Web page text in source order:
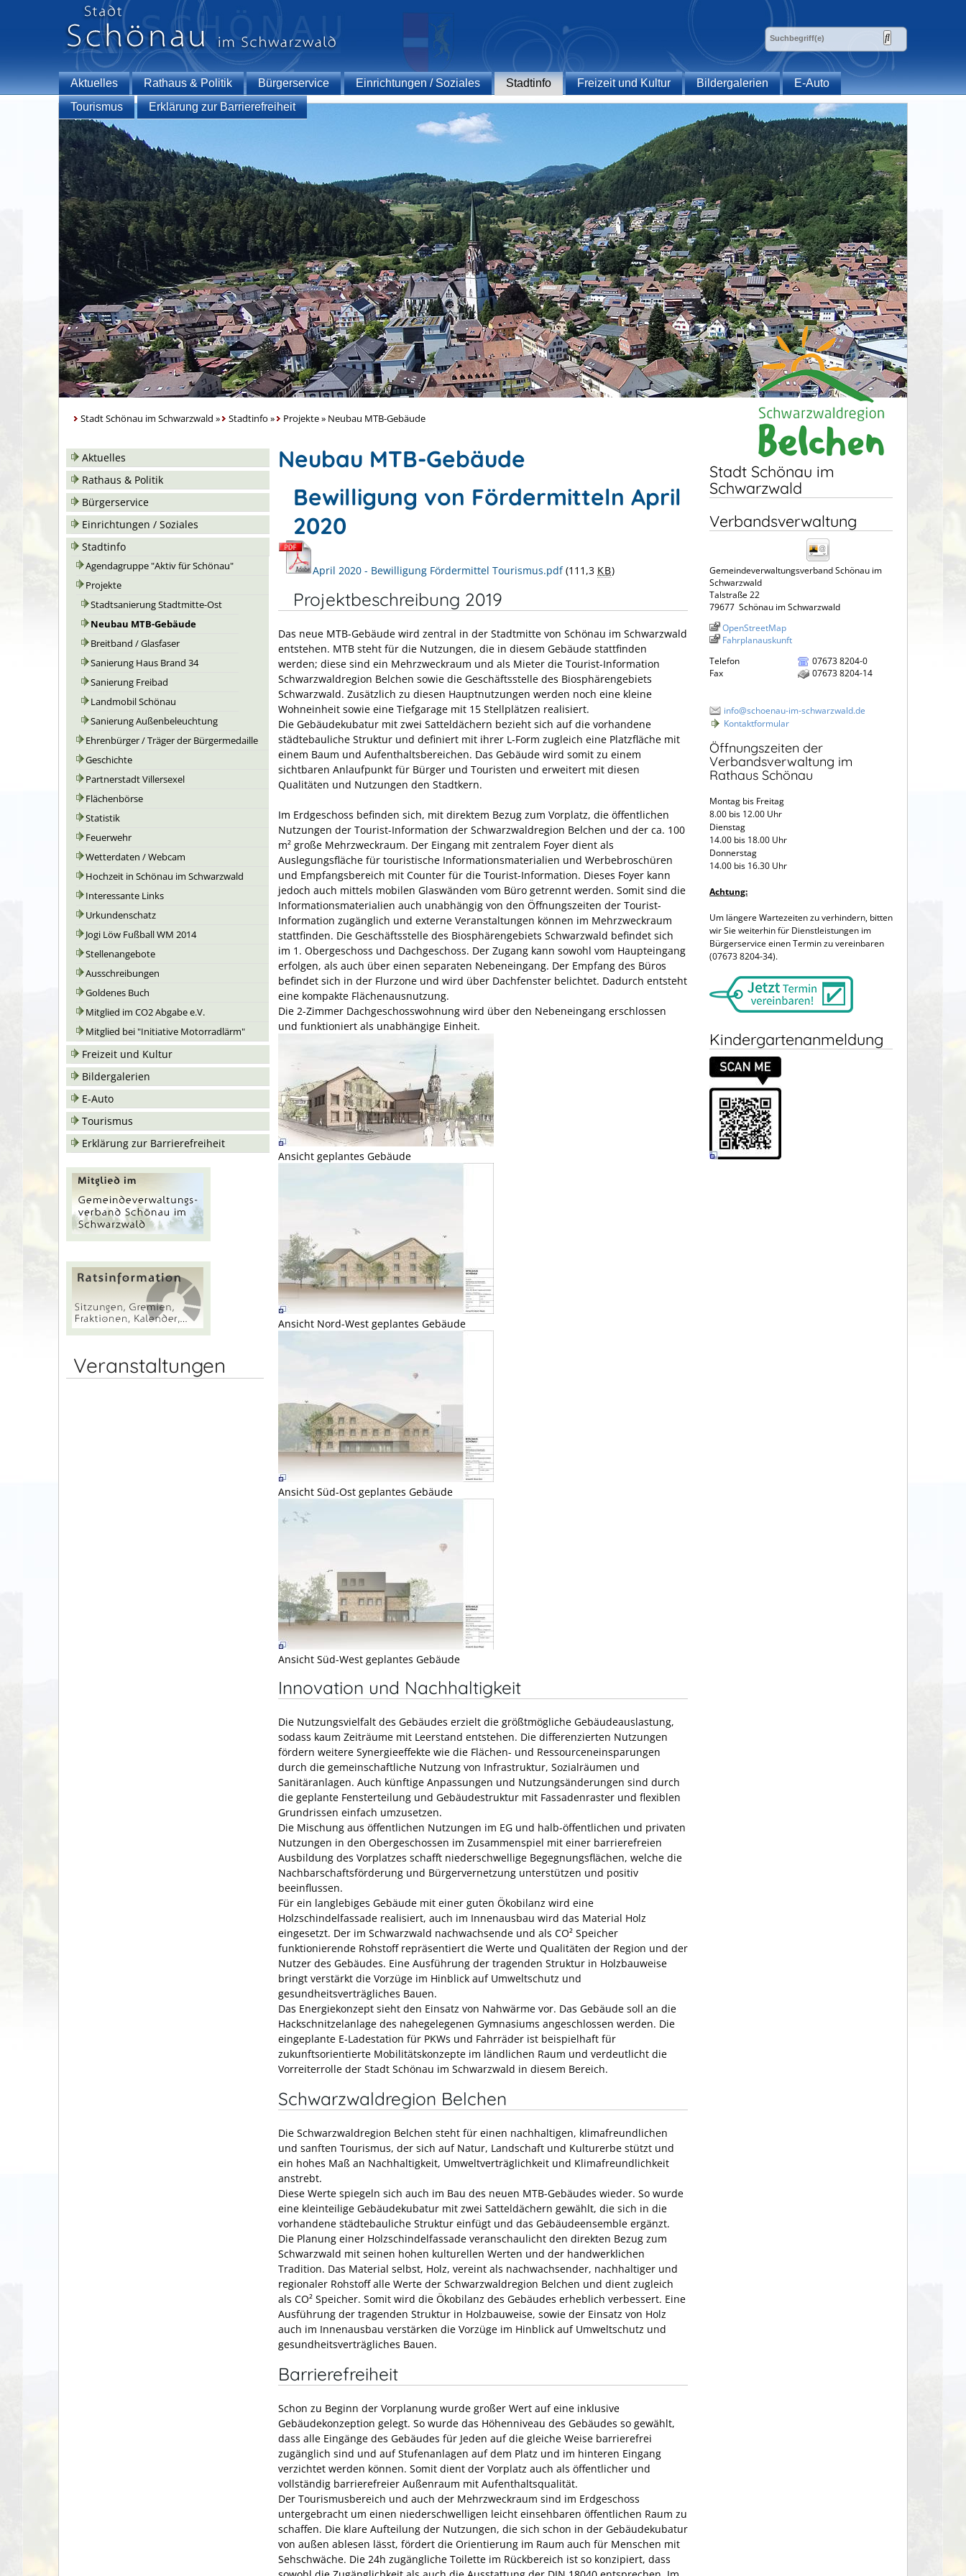
Aktuelles Rathaus & Politik Bürgerservice Einrichtungen / Soziales Stadtinfo Freizeit und Kultur Bildergalerien
E-Auto
Tourismus
Erklärung zur Barrierefreiheit
Stadt Schönau im Schwarzwald » Stadtinfo » Projekte» Neubau MTB-Gebäude
Aktuelles
Rathaus & Politik
Bürgerservice
Einrichtungen / Soziales
Stadtinfo
Agendagruppe "Aktiv für Schönau"
Projekte
Stadtsanierung Stadtmitte-Ost
Neubau MTB-Gebäude
Breitband / Glasfaser
Sanierung Haus Brand 34
Sanierung Freibad
Landmobil Schönau
Sanierung Außenbeleuchtung
Ehrenbürger / Träger der Bürgermedaille
Geschichte
Partnerstadt Villersexel
Flächenbörse
Statistik
Feuerwehr
Wetterdaten / Webcam
Hochzeit in Schönau im Schwarzwald
Interessante Links
Urkundenschatz
Jogi Löw Fußball WM 2014
Stellenangebote
Ausschreibungen
Goldenes Buch
Mitglied im CO2 Abgabe e.V.
Mitglied bei "Initiative Motorradlärm"
Freizeit und Kultur
Bildergalerien
E-Auto
Tourismus
Erklärung zur Barrierefreiheit
Veranstaltungen
Neubau MTB-Gebäude
Bewilligung von Fördermitteln April
2020
April 2020 - Bewilligung Fördermittel Tourismus.pdf (111,3 KB)
Projektbeschreibung 2019
Das neue MTB-Gebäude wird zentral in der Stadtmitte von Schönau im Schwarzwald
entstehen. MTB steht für die Nutzungen, die in diesem Gebäude stattfinden
werden; diese sind ein Mehrzweckraum und als Mieter die Tourist-Information
Schwarzwaldregion Belchen sowie die Geschäftsstelle des Biosphärengebiets
Schwarzwald. Zusätzlich zu diesen Hauptnutzungen werden noch eine kleine
Wohneinheit sowie eine Tiefgarage mit 15 Stellplätzen realisiert.
Die Gebäudekubatur mit zwei Satteldächern bezieht sich auf die vorhandene
städtebauliche Struktur und definiert mit ihrer L-Form zugleich eine Platzfläche mit
einem Baum und Aufenthaltsbereichen. Das Gebäude wird somit zu einem
sichtbaren Anlaufpunkt für Bürger und Touristen und erweitert mit diesen
Qualitäten und Nutzungen den Stadtkern.
Im Erdgeschoss befinden sich, mit direktem Bezug zum Vorplatz, die öffentlichen
Nutzungen der Tourist-Information der Schwarzwaldregion Belchen und der ca. 100
m² große Mehrzweckraum. Der Eingang mit zentralem Foyer dient als
Auslegungsfläche für touristische Informationsmaterialien und Werbebroschüren
und Empfangsbereich mit Counter für die Tourist-Information. Dieses Foyer kann
jedoch auch mittels mobilen Glaswänden vom Büro getrennt werden. Somit sind die
Informationsmaterialien auch unabhängig von den Öffnungszeiten der Tourist-
Information zugänglich und externe Veranstaltungen können im Mehrzweckraum
stattfinden. Die Geschäftsstelle des Biosphärengebiets Schwarzwald befindet sich
im 1. Obergeschoss und Dachgeschoss. Der Zugang kann sowohl vom Haupteingang
erfolgen, als auch über einen separaten Nebeneingang. Der Empfang des Büros
befindet sich in der Flurzone und wird über Dachfenster belichtet. Dadurch entsteht
eine kompakte Flächenausnutzung.
Die 2-Zimmer Dachgeschosswohnung wird über den Nebeneingang erschlossen
und funktioniert als unabhängige Einheit.
Ansicht geplantes Gebäude
Ansicht Nord-West geplantes Gebäude
Ansicht Süd-Ost geplantes Gebäude
Ansicht Süd-West geplantes Gebäude
Innovation und Nachhaltigkeit
Die Nutzungsvielfalt des Gebäudes erzielt die größtmögliche Gebäudeauslastung,
sodass kaum Zeiträume mit Leerstand entstehen. Die differenzierten Nutzungen
fördern weitere Synergieeffekte wie die Flächen- und Ressourceneinsparungen
durch die gemeinschaftliche Nutzung von Infrastruktur, Sozialräumen und
Sanitäranlagen. Auch künftige Anpassungen und Nutzungsänderungen sind durch
die geplante Fensterteilung und Gebäudestruktur mit Fassadenraster und flexiblen
Grundrissen einfach umzusetzen.
Die Mischung aus öffentlichen Nutzungen im EG und halb-öffentlichen und privaten
Nutzungen in den Obergeschossen im Zusammenspiel mit einer barrierefreien
Ausbildung des Vorplatzes schafft niederschwellige Begegnungsflächen, welche die
Nachbarschaftsförderung und Bürgervernetzung unterstützen und positiv
beeinflussen.
Für ein langlebiges Gebäude mit einer guten Ökobilanz wird eine
Holzschindelfassade realisiert, auch im Innenausbau wird das Material Holz
eingesetzt. Der im Schwarzwald nachwachsende und als CO² Speicher
funktionierende Rohstoff repräsentiert die Werte und Qualitäten der Region und der
Nutzer des Gebäudes. Eine Ausführung der tragenden Struktur in Holzbauweise
bringt verstärkt die Vorzüge im Hinblick auf Umweltschutz und
gesundheitsverträgliches Bauen.
Das Energiekonzept sieht den Einsatz von Nahwärme vor. Das Gebäude soll an die
Hackschnitzelanlage des nahegelegenen Gymnasiums angeschlossen werden. Die
eingeplante E-Ladestation für PKWs und Fahrräder ist beispielhaft für
zukunftsorientierte Mobilitätskonzepte im ländlichen Raum und verdeutlicht die
Vorreiterrolle der Stadt Schönau im Schwarzwald in diesem Bereich.
Schwarzwaldregion Belchen
Die Schwarzwaldregion Belchen steht für einen nachhaltigen, klimafreundlichen
und sanften Tourismus, der sich auf Natur, Landschaft und Kulturerbe stützt und
ein hohes Maß an Nachhaltigkeit, Umweltverträglichkeit und Klimafreundlichkeit
anstrebt.
Diese Werte spiegeln sich auch im Bau des neuen MTB-Gebäudes wieder. So wurde
eine kleinteilige Gebäudekubatur mit zwei Satteldächern gewählt, die sich in die
vorhandene städtebauliche Struktur einfügt und das Gebäudeensemble ergänzt.
Die Planung einer Holzschindelfassade veranschaulicht den direkten Bezug zum
Schwarzwald mit seinen hohen kulturellen Werten und der handwerklichen
Tradition. Das Material selbst, Holz, vereint als nachwachsender, nachhaltiger und
regionaler Rohstoff alle Werte der Schwarzwaldregion Belchen und dient zugleich
als CO² Speicher. Somit wird die Ökobilanz des Gebäudes erheblich verbessert. Eine
Ausführung der tragenden Struktur in Holzbauweise, sowie der Einsatz von Holz
auch im Innenausbau verstärken die Vorzüge im Hinblick auf Umweltschutz und
gesundheitsverträgliches Bauen.
Barrierefreiheit
Schon zu Beginn der Vorplanung wurde großer Wert auf eine inklusive
Gebäudekonzeption gelegt. So wurde das Höhenniveau des Gebäudes so gewählt,
dass alle Eingänge des Gebäudes für Jeden auf die gleiche Weise barrierefrei
zugänglich sind und auf Stufenanlagen auf dem Platz und im hinteren Eingang
verzichtet werden können. Somit dient der Vorplatz auch als öffentlicher und
vollständig barrierefreier Außenraum mit Aufenthaltsqualität.
Der Tourismusbereich und auch der Mehrzweckraum sind im Erdgeschoss
untergebracht um einen niederschwelligen leicht einsehbaren öffentlichen Raum zu
schaffen. Die klare Aufteilung der Nutzungen, die sich schon in der Gebäudekubatur
von außen ablesen lässt, fördert die Orientierung im Raum auch für Menschen mit
Sehschwäche. Die 24h zugängliche Toilette im Rückbereich ist so konzipiert, dass
Stadt Schönau im
Schwarzwald
Verbandsverwaltung
Gemeindeverwaltungsverband Schönau im
Schwarzwald
Talstraße 22
79677 Schönau im Schwarzwald
OpenStreetMap
Fahrplanauskunft
Telefon
07673 8204-0
Fax
07673 8204-14
info@schoenau-im-schwarzwald.de
Kontaktformular
Öffnungszeiten der
Verbandsverwaltung im
Rathaus Schönau
Montag bis Freitag
8.00 bis 12.00 Uhr
Dienstag
14.00 bis 18.00 Uhr
Donnerstag
14.00 bis 16.30 Uhr
Achtung:
Um längere Wartezeiten zu verhindern, bitten
wir Sie weiterhin für Dienstleistungen im
Bürgerservice einen Termin zu vereinbaren
(07673 8204-34).
Kindergartenanmeldung